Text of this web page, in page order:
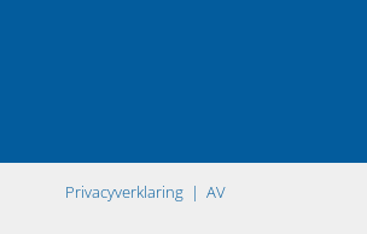
Privacyverklaring | AV